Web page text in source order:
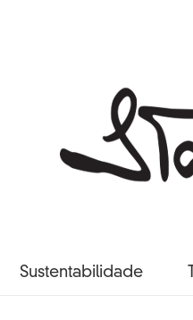
Sustentabilidade